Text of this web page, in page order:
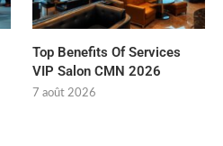
Top Benefits Of Services
VIP Salon CMN 2026
7 août 2026